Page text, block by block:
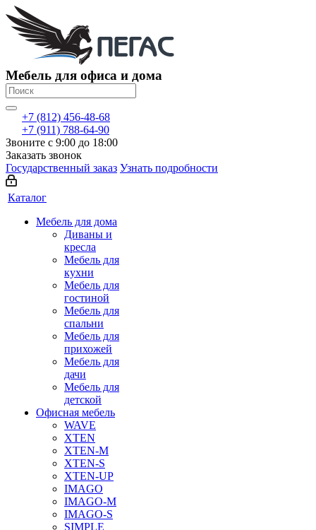
Мебель для офиса и дома
+7 (812) 456-48-68
+7 (911) 788-64-90
Звоните с 9:00 до 18:00
Заказать звонок
Государственный заказ Узнать подробности
Каталог
Мебель для дома
Диваны и
кресла
Мебель для
кухни
Мебель для
гостиной
Мебель для
спальни
Мебель для
прихожей
Мебель для
дачи
Мебель для
детской
Офисная мебель
WAVE
XTEN
XTEN-M
XTEN-S
XTEN-UP
IMAGO
IMAGO-M
IMAGO-S
SIMPLE